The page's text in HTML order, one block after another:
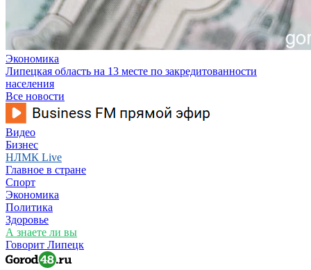
Экономика
Липецкая область на 13 месте по закредитованности
населения
Все новости
Видео
Бизнес
НЛМК Live
Главное в стране
Спорт
Экономика
Политика
Здоровье
А знаете ли вы
Говорит Липецк